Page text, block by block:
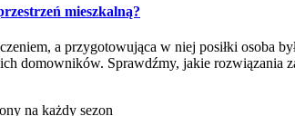
mieszkalną?
a przygotowująca w niej posiłki osoba
domowników. Sprawdźmy, jakie